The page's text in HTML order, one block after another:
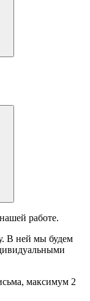
работе.
В ней мы будем
максимум 2